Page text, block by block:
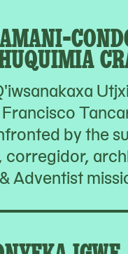
by the
Adventist